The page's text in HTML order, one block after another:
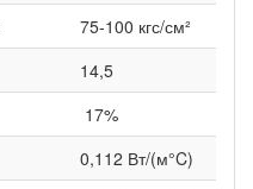
75-100 кгс/см²
14,5
17%
0,112 Вт/(м°C)